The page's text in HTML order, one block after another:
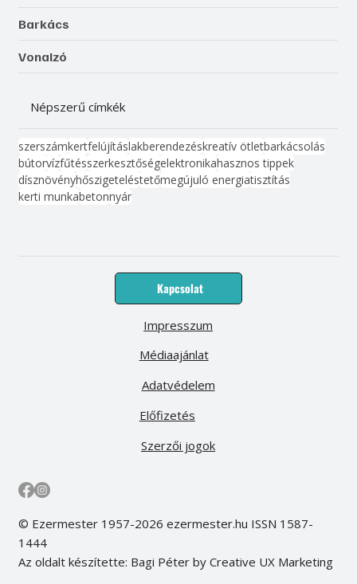
Barkács
Vonalzó
Népszerű címkék
szerszámkertfelújításlakberendezéskreatív ötletbarkácsolás
bútorvízfűtésszerkesztőségelektronikahasznos tippek
dísznövényhőszigeteléstetőmegújuló energiatisztítás
kerti munkabetonnyár
Kapcsolat
Médiaajánlat
Előfizetés
Impresszum
Adatvédelem
Szerzői jogok
© Ezermester 1957-2026 ezermester.hu ISSN 1587-
1444
Az oldalt készítette: Bagi Péter by Creative UX Marketing